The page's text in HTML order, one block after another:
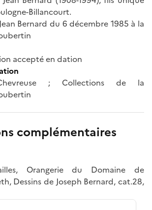
Billancourt.
Bernard du 6 décembre 1985 à la
accepté en dation
Chevreuse ; Collections de la
complémentaires
Orangerie du Domaine de
Dessins de Joseph Bernard, cat.28,